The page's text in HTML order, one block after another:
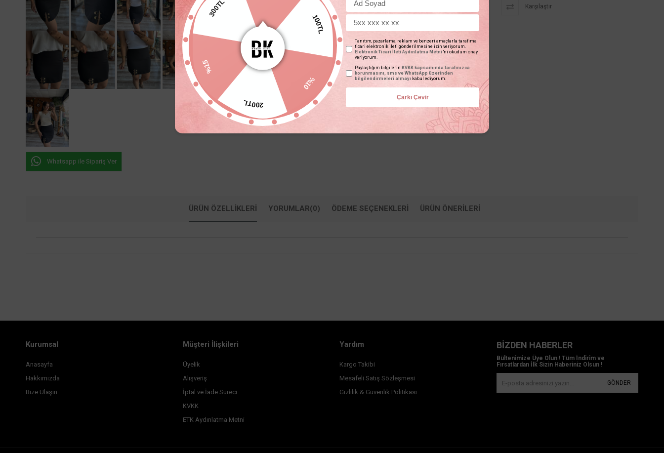
Whatsapp ile Sipariş Ver
Karşılaştır
Fiyat Düşünce Haber Ver
TAVSIYE ET YORUM YAZ
ÜRÜN ÖZELLIKLERI YORUMLAR(0) ÖDEME SEÇENEKLERI ÜRÜN ÖNERILERI
Kurumsal
Anasayfa
Hakkımızda
Bize Ulaşın
Müşteri İlişkileri
Üyelik
Alışveriş
İptal ve İade Süreci
KVKK
ETK Aydınlatma Metni
Yardım
Kargo Takibi
Mesafeli Satış Sözleşmesi
Gizlilik & Güvenlik Politikası
BIZDEN HABERLER
Bültenimize Üye Olun ! Tüm İndirim ve
Fırsatlardan İlk Sizin Haberiniz Olsun !
GÖNDER
100TL
%10
200TL
%15
300TL
Tanıtım, pazarlama, reklam ve benzeri amaçlarla tarafıma
ticari elektronik ileti gönderilmesine izin veriyorum.
Elektronik Ticari İleti Aydınlatma Metni 'ni okudum onay
veriyorum.
Paylaştığım bilgilerin KVKK kapsamında tarafınızca
korunmasını, sms ve WhatsApp üzerinden
bilgilendirmeleri almayı kabul ediyorum.
Çarkı Çevir